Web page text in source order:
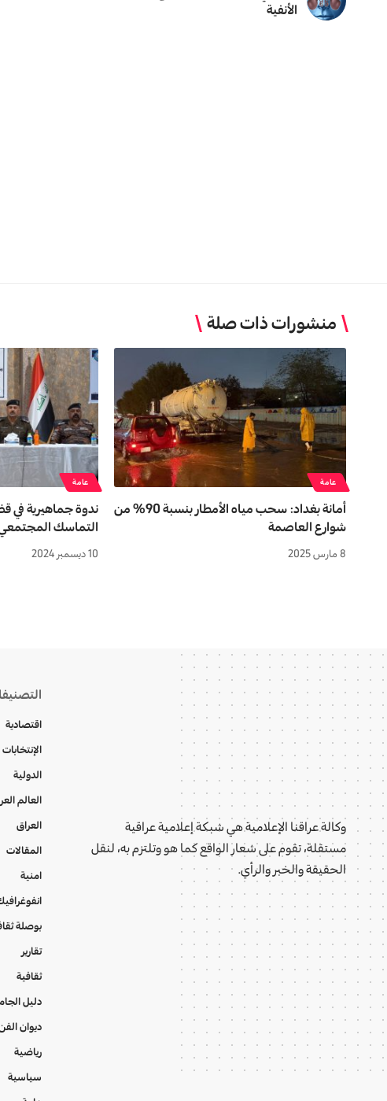
الأنفية
منشورات ذات صلة
عامة
أمانة بغداد: سحب مياه الأمطار بنسبة 90% من
شوارع العاصمة
8 مارس 2025
عامة
ندوة جماهيرية في
التماسك
10 ديسمبر 2024
وكالة عراقنا الإعلامية هي شبكة إعلامية عراقية
مستقلة، تقوم على شعار الواقع كما هو وتلتزم به، لنقل
الحقيقة والخبر والرأي.
اقتصادية
الإنتخابات
الدولية
العالم
العراق
المقالات
امنية
بوصلة
تقارير
ثقافية
دليل
ديوان
رياضية
سياسية